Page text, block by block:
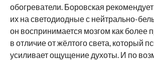
обогреватели. Боровская
их на светодиодные с нейтрально-
он воспринимается мозгом как более
в отличие от жёлтого света, который
усиливает ощущение духоты. И по